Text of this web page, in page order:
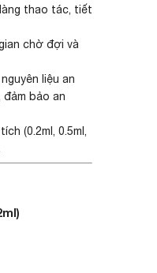
thao tác, tiết
chờ đợi và
liệu an
bảo an
(0.2ml, 0.5ml,